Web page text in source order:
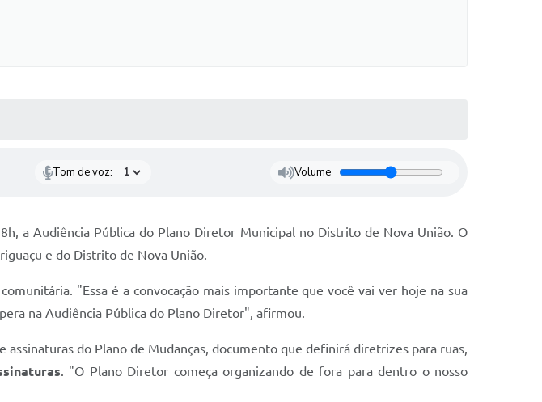
Tom de voz: Volume
a Audiência Pública do Plano Diretor Municipal no Distrito de Nova União. O
e do Distrito de Nova União.
"Essa é a convocação mais importante que você vai ver hoje na sua
na Audiência Pública do Plano Diretor", afirmou.
do Plano de Mudanças, documento que definirá diretrizes para ruas,
. "O Plano Diretor começa organizando de fora para dentro o nosso